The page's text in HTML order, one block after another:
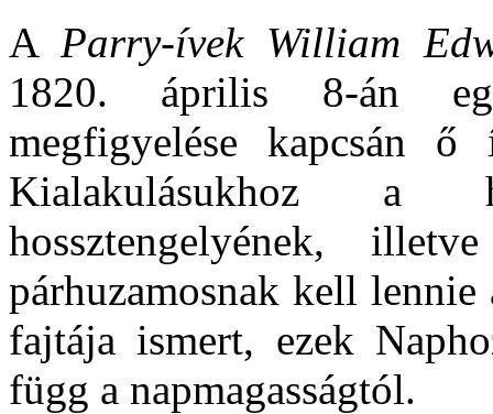
A Parry-ívek William
1820. április 8-án
megfigyelése kapcsán
Kialakulásukhoz a
hossztengelyének,
párhuzamosnak kell
fajtája ismert, ezek
függ a napmagasságtól.